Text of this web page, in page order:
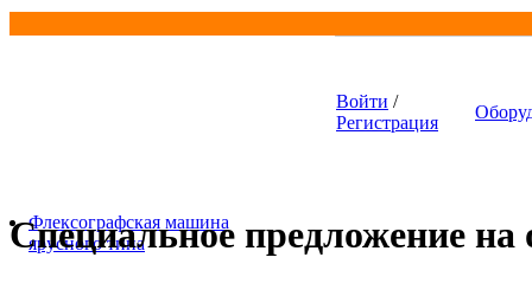
Флексографская машина
ярусного типа
Войти /
Регистрация
Специальное предложение на